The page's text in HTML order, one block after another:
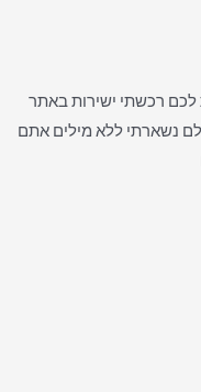
לכם רכשתי ישירות באתר
נשארתי ללא מילים אתם